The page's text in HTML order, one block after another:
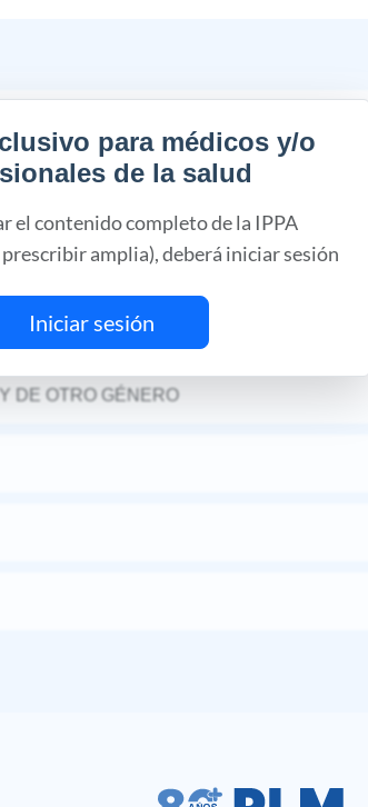
para médicos y/o
de la salud
el contenido completo de la IPPA
amplia), deberá iniciar sesión
Iniciar sesión
DE OTRO GÉNERO